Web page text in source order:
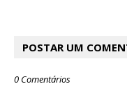
POSTAR UM
0 Comentários